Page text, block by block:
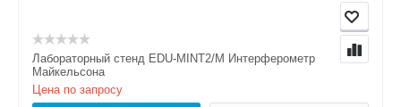
Лабораторный стенд EDU-MINT2/M Интерферометр
Майкельсона
Цена по запросу